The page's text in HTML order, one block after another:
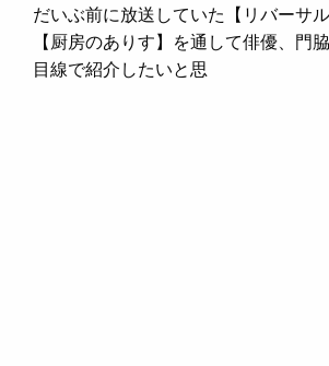
だいぶ前に放送していた【リバーサ
【厨房のありす】を通して俳優、門
目線で紹介したいと思